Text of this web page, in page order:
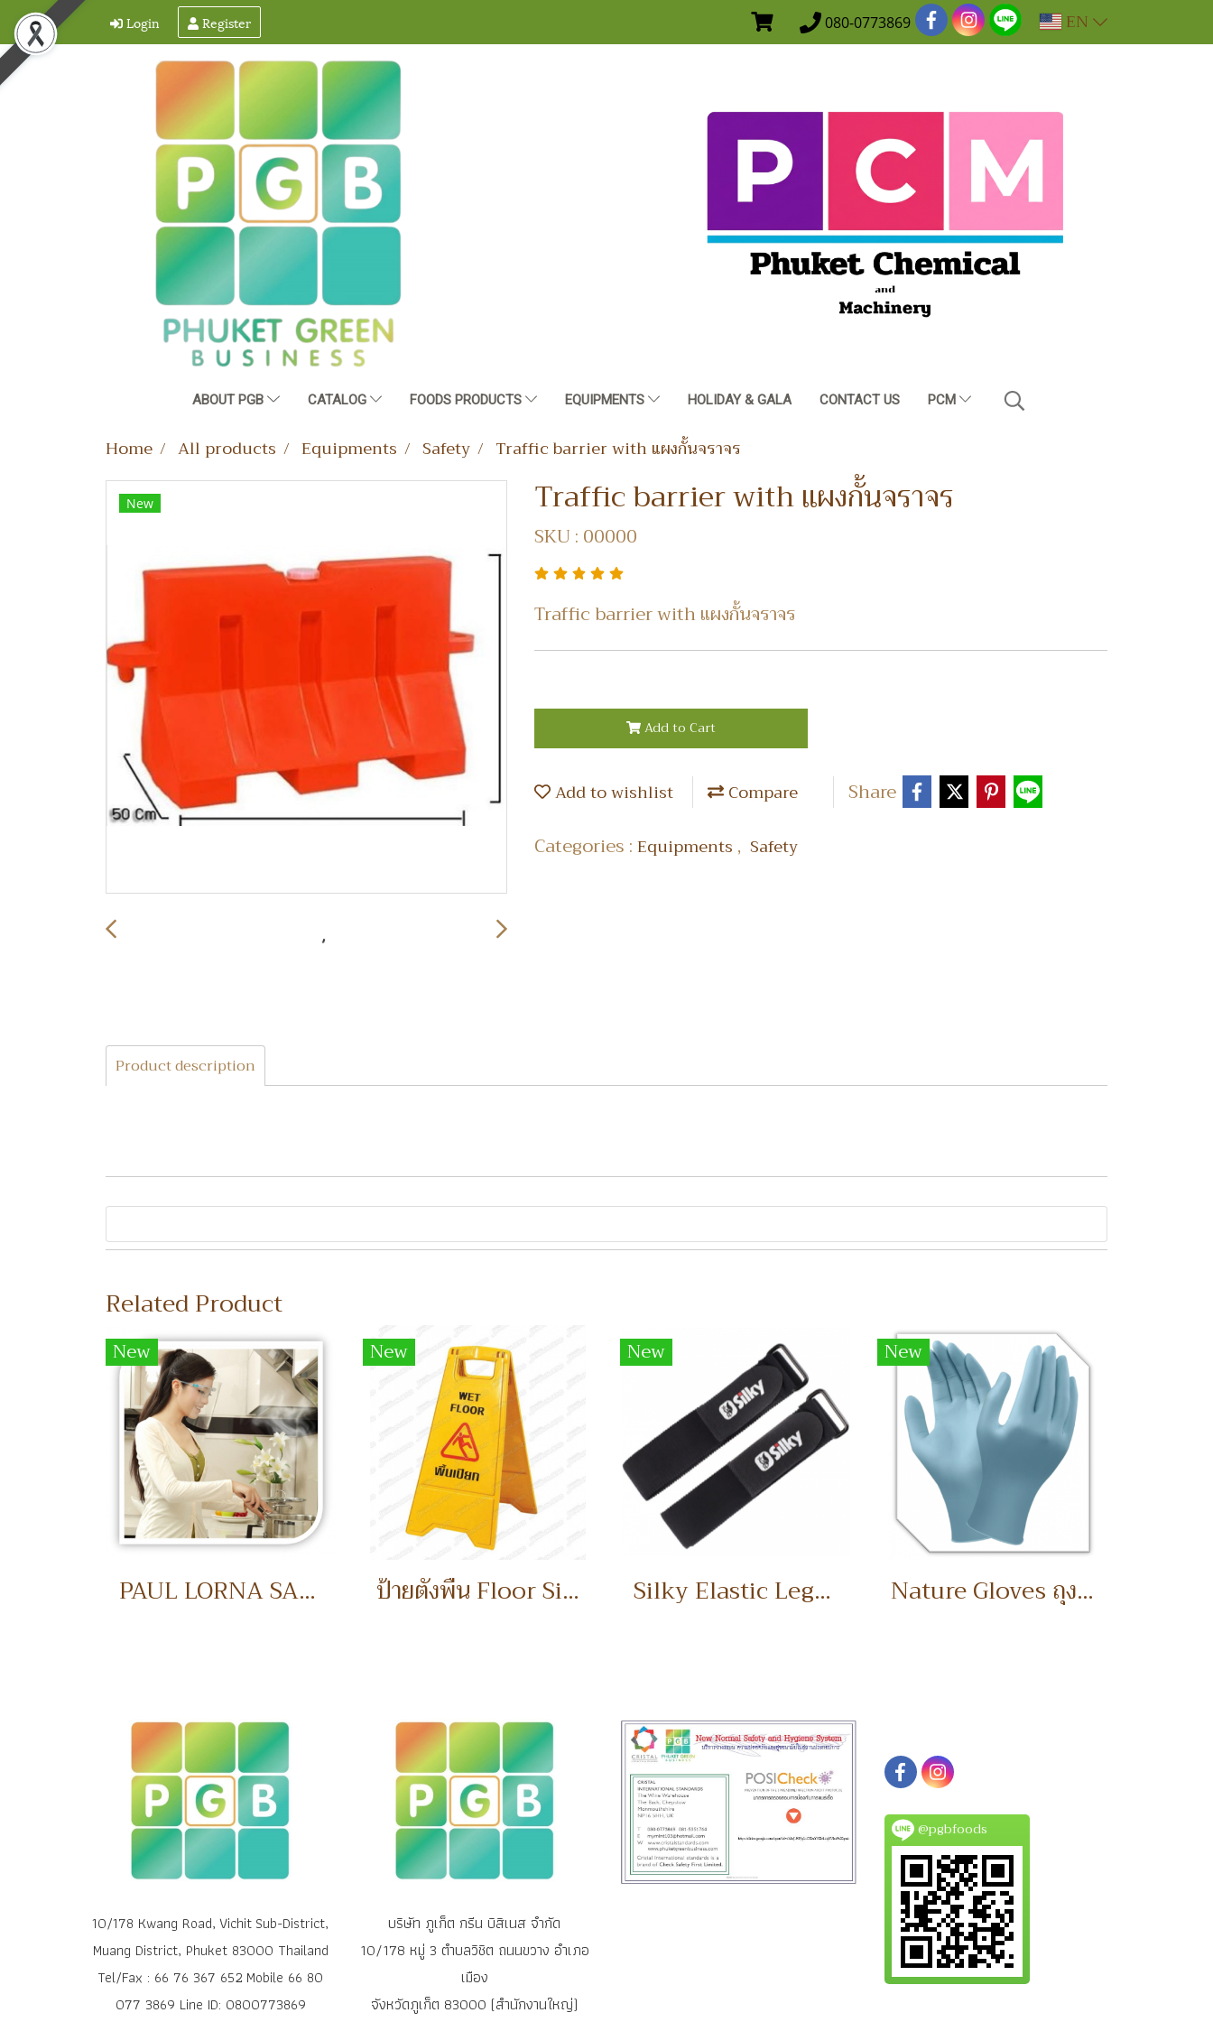
Login Register 080-0773869 EN
ABOUT PGB CATALOG FOODS PRODUCTS EQUIPMENTS HOLIDAY & GALA CONTACT US PCM
Home All products Equipments Safety Traffic barrier with แผงกั้นจราจร
New Traffic barrier with แผงกั้นจราจร
SKU : 00000
Traffic barrier with แผงกั้นจราจร
Add to Cart
Add to wishlist Compare
Share
Categories :Equipments , Safety
Product description
Related Product
New
PAUL LORNA SAFETY MASK หน้ากากป้องกันขณะทำอาหาร และงานช่าง
New
ป้ายตั้งพื้น Floor Sign
New
Silky Elastic Leg -1.6" wide, 24" long " -2 PCS/SET
New
Nature Gloves ถุงมือธรรมชาติ / 50 pairs.
10/178 Kwang Road, Vichit Sub-District,
Muang District, Phuket 83000 Thailand
Tel/Fax : 66 76 367 652 Mobile 66 80
077 3869 Line ID: 0800773869
บริษัท ภูเก็ต กรีน บิสิเนส จำกัด
10/178 หมู่ 3 ตำบลวิชิต ถนนขวาง อำเภอ
เมือง
จังหวัดภูเก็ต 83000 (สำนักงานใหญ่)
@pgbfoods